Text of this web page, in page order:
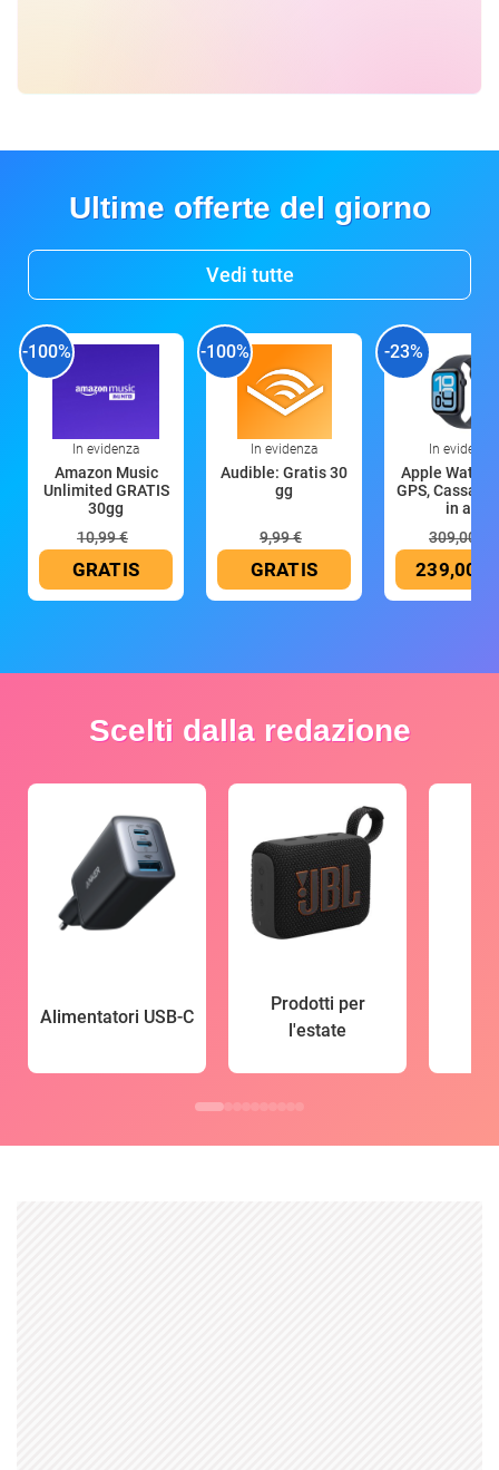
Ultime offerte del giorno
Vedi tutte
-100%
In evidenza
Amazon Music
Unlimited GRATIS
30gg
10,99 €
GRATIS
-100%
In evidenza
Audible: Gratis 30
gg
9,99 €
GRATIS
-23%
In evidenza
Apple Watch
GPS, Cassa
in all
309,00 €
239,00 €
Scelti dalla redazione
Alimentatori USB-C
Prodotti per
l'estate